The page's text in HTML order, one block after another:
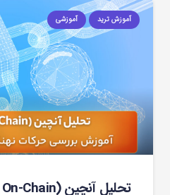
آموزش ترید آموزشی